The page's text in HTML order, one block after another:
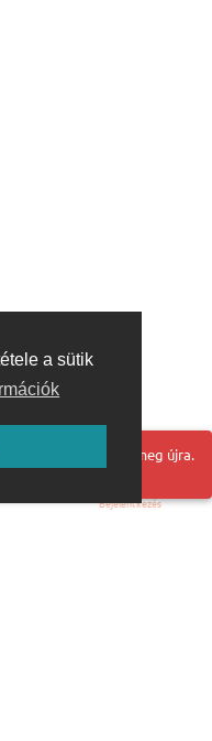
a sütik
oldalt és próbálja meg újra.
Bejelentkezés